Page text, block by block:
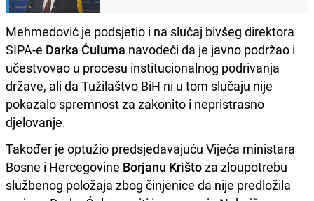
Mehmedović je podsjetio i na slučaj bivšeg direktora
SIPA-e Darka Ćuluma navodeći da je javno podržao i
učestvovao u procesu institucionalnog podrivanja
države, ali da Tužilaštvo BiH ni u tom slučaju nije
pokazalo spremnost za zakonito i nepristrasno
djelovanje.
Također je optužio predsjedavajuću Vijeća ministara
Bosne i Hercegovine Borjanu Krištoza zloupotrebu
službenog položaja zbog činjenice da nije predložila